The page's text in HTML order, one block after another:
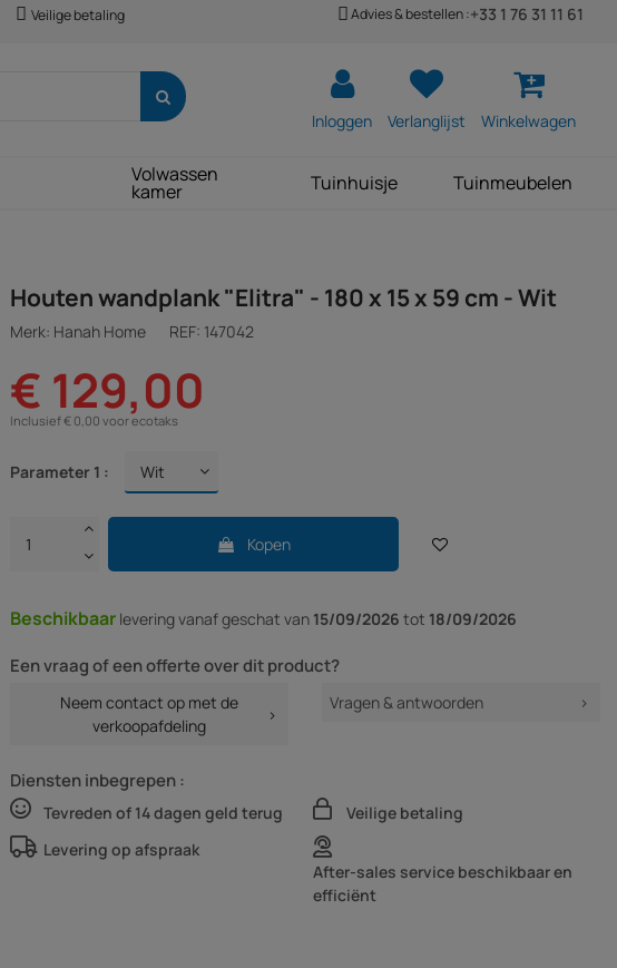
Veilige betaling Advies & bestellen :+33 1 76 31 11 61
Inloggen Verlanglijst Winkelwagen
Volwassen
kamer Tuinhuisje Tuinmeubelen
Houten wandplank "Elitra" - 180 x 15 x 59 cm - Wit
Merk: Hanah Home REF: 147042
€ 129,00
Inclusief € 0,00 voor ecotaks
Parameter 1 :
Kopen
Beschikbaar levering vanafgeschat van 15/09/2026 tot 18/09/2026
Een vraag of een offerte over dit product?
Neem contact op met de
verkoopafdeling
Vragen & antwoorden
Diensten inbegrepen :
Tevreden of 14 dagen geld terug
Veilige betaling
Levering op afspraak
After-sales service beschikbaar en
efficiënt